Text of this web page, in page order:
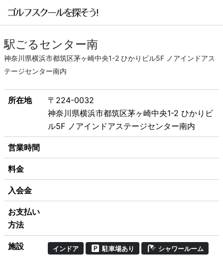
駅ごるセンター南
神奈川県横浜市都筑区茅ヶ崎中央1-2 ひかりビル5F ノアインドアス
テージセンター南内
所在地
〒224-0032
神奈川県横浜市都筑区茅ヶ崎中央1-2 ひかりビ
ル5F ノアインドアステージセンター南内
営業時間
料金
入会金
お支払い
方法
施設 インドア 駐車場あり シャワールーム